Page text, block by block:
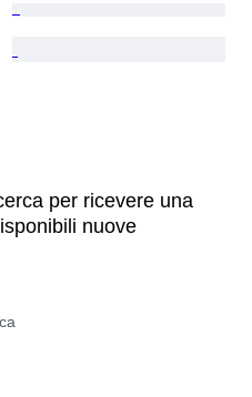
per ricevere una
nuove